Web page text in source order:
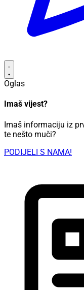
Oglas
Imaš vijest?
Imaš informaciju iz
te nešto muči?
PODIJELI S NAMA!